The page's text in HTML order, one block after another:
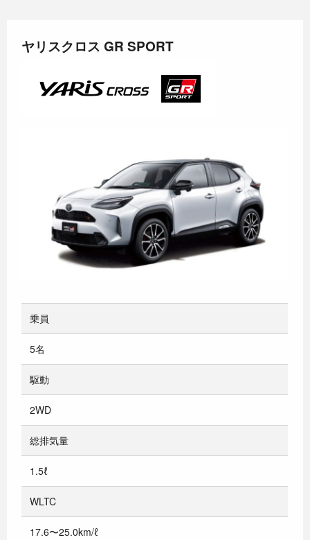
ヤリスクロス GR SPORT
乗員
5名
駆動
2WD
総排気量
1.5ℓ
WLTC
17.6〜25.0km/ℓ